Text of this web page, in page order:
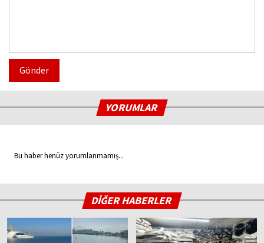
Gönder
YORUMLAR
Bu haber henüz yorumlanmamış...
DİĞER HABERLER